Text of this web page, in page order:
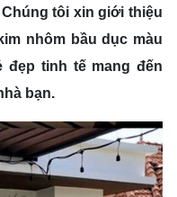
tôi xin giới thiệu
nhôm bầu dục màu
đẹp tinh tế mang đến
bạn.